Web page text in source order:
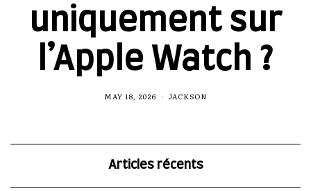
uniquement sur
l’Apple Watch ?
MAY 18, 2026 JACKSON
Articles récents